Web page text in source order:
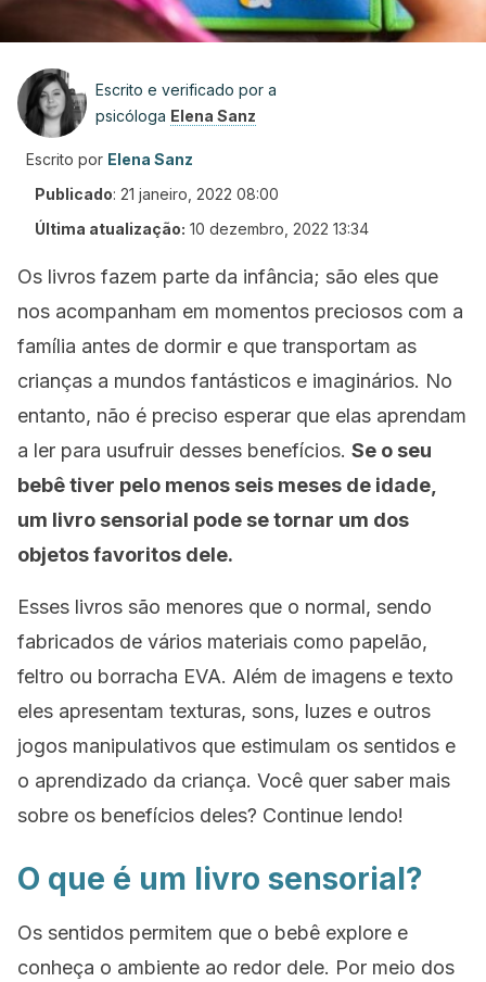
Escrito e verificado por a
psicóloga Elena Sanz
Escrito por Elena Sanz
Publicado: 21 janeiro, 2022 08:00
Última atualização: 10 dezembro, 2022 13:34
Os livros fazem parte da infância; são eles que
nos acompanham em momentos preciosos com a
família antes de dormir e que transportam as
crianças a mundos fantásticos e imaginários. No
entanto, não é preciso esperar que elas aprendam
a ler para usufruir desses benefícios. Se o seu
bebê tiver pelo menos seis meses de idade,
um livro sensorial pode se tornar um dos
objetos favoritos dele.
Esses livros são menores que o normal, sendo
fabricados de vários materiais como papelão,
feltro ou borracha EVA. Além de imagens e texto
eles apresentam texturas, sons, luzes e outros
jogos manipulativos que estimulam os sentidos e
o aprendizado da criança. Você quer saber mais
sobre os benefícios deles? Continue lendo!
O que é um livro sensorial?
Os sentidos permitem que o bebê explore e
conheça o ambiente ao redor dele. Por meio dos